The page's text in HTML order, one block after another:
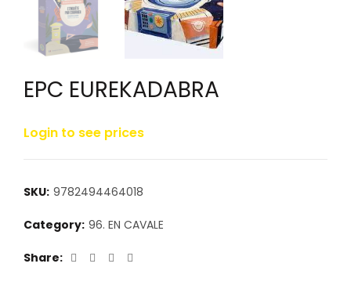
EPC EUREKADABRA
Login to see prices
SKU: 9782494464018
Category: 96. EN CAVALE
Share